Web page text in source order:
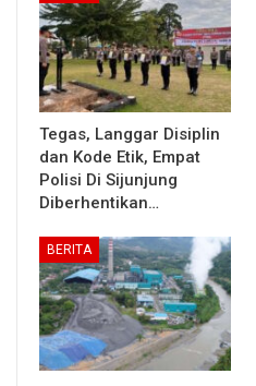
Tegas, Langgar Disiplin
dan Kode Etik, Empat
Polisi Di Sijunjung
Diberhentikan…
BERITA